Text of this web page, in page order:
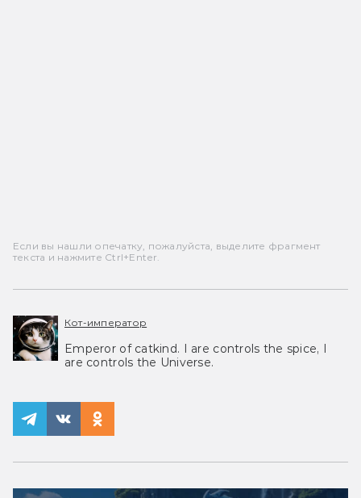
Если вы нашли опечатку, пожалуйста, выделите фрагмент
текста и нажмите Ctrl+Enter.
Кот-император
Emperor of catkind. I are controls the spice, I
are controls the Universe.